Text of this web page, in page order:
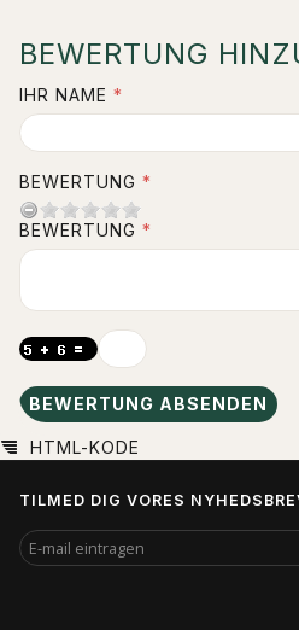
BEWERTUNG
IHR NAME
BEWERTUNG
BEWERTUNG
BEWERTUNG ABSENDEN
HTML-KODE
TILMED DIG VORES
E-
MAIL